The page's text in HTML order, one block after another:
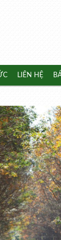
LIÊN HỆ